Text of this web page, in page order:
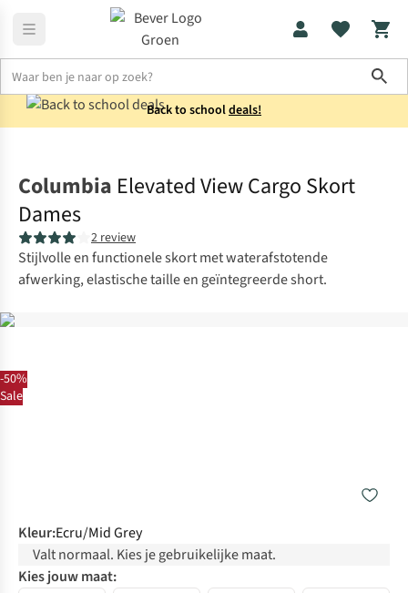
Back to schooldeals!
-50%
Sale
Columbia Elevated View Cargo Skort
Dames
2 review
Stijlvolle en functionele skort met waterafstotende
afwerking, elastische taille en geïntegreerde short.
Kleur:Ecru/Mid Grey
Valt normaal. Kies je gebruikelijke maat.
Kies jouw maat: